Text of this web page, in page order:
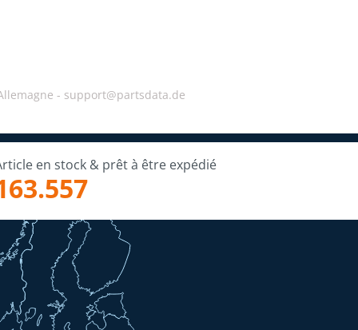
- support@partsdata.de
en stock & prêt à être expédié